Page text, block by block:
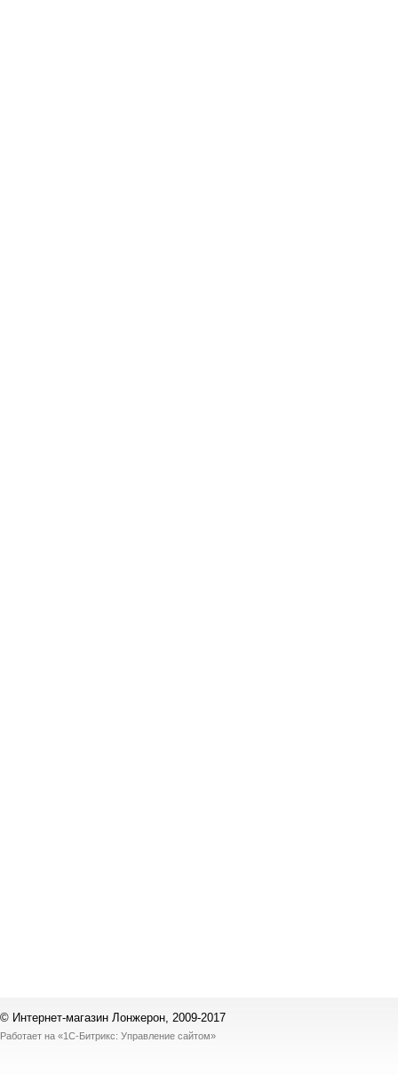
© Интернет-магазин Лонжерон, 2009-2017
Работает на «1С-Битрикс: Управление сайтом»